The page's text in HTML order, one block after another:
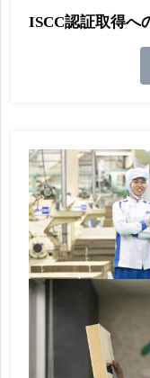
ISCC認証取得へ